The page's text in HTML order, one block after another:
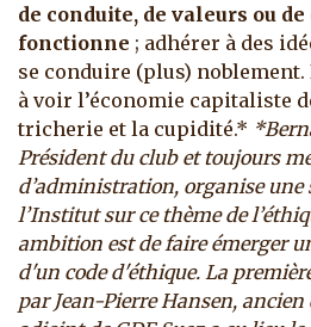
de conduite, de valeurs ou
fonctionne ; adhérer à des
se conduire (plus) noblement.
à voir l’économie capitaliste
tricherie et la cupidité.*
Président du club et toujours
d’administration, organise une
l’Institut sur ce thème de
ambition est de faire émerger
d'un code d'éthique. La
par Jean-Pierre Hansen,